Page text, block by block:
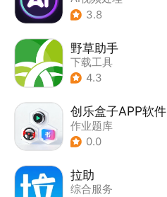
3.8
野草助手
下载工具
4.3
创乐盒子APP软件
作业题库
0.0
拉助
综合服务